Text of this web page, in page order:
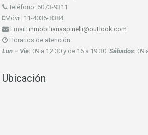
Teléfono: 6073-9311
Móvil: 11-4036-8384
Email: inmobiliariaspinelli@outlook.com
Horarios de atención:
Lun – Vie: 09 a 12:30 y de 16 a 19.30. Sábados: 09
Ubicación